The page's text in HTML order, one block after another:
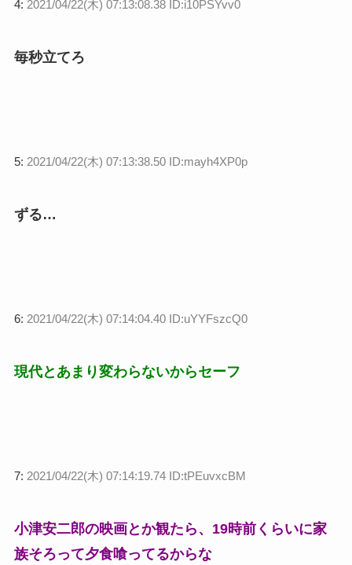
4: 2021/04/22(木) 07:13:08.38 ID:i10PSYvv0
毎秒立てろ
5: 2021/04/22(木) 07:13:38.50 ID:mayh4XP0p
ずる…
6: 2021/04/22(木) 07:14:04.40 ID:uYYFszcQ0
現代とあまり変わらないからセーフ
7: 2021/04/22(木) 07:14:19.74 ID:tPEuvxcBM
小津安二郎の映画とか観たら、19時前くらいに家
族そろって夕食喰ってるからな